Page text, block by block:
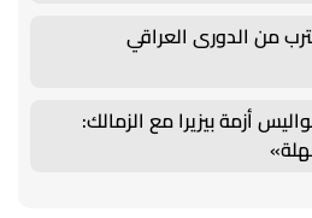
من الدورى العراقي
أزمة بيزيرا مع الزمالك: